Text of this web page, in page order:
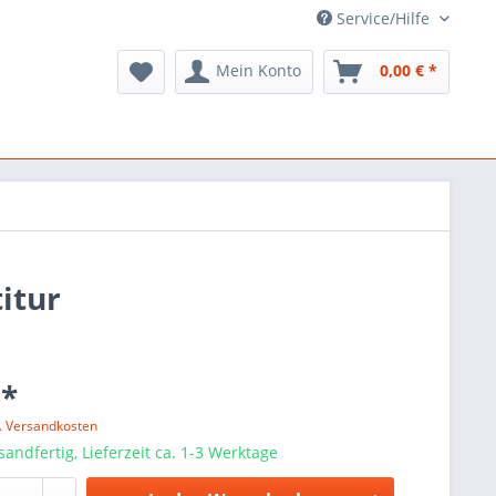
Service/Hilfe
Mein Konto 0,00 € *
Versandkosten
Lieferzeit ca. 1-3 Werktage